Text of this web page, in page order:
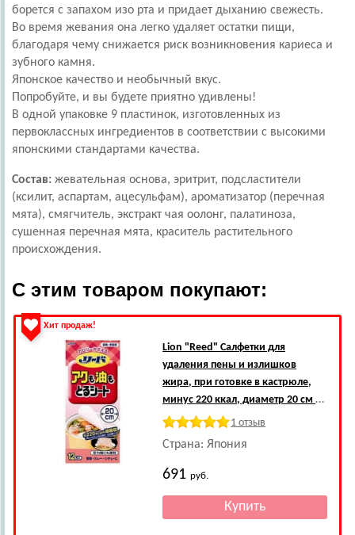
борется с запахом изо рта и придает дыханию свежесть.
Во время жевания она легко удаляет остатки пищи,
благодаря чему снижается риск возникновения кариеса и
зубного камня.
Японское качество и необычный вкус.
Попробуйте, и вы будете приятно удивлены!
В одной упаковке 9 пластинок, изготовленных из
первоклассных ингредиентов в соответствии с высокими
японскими стандартами качества.
Состав: жевательная основа, эритрит, подсластители
(ксилит, аспартам, ацесульфам), ароматизатор (перечная
мята), смягчитель, экстракт чая оолонг, палатиноза,
сушенная перечная мята, краситель растительного
происхождения.
С этим товаром покупают:
Хит продаж!
Lion "Reed" Салфетки для
удаления пены и излишков
жира, при готовке в кастрюле,
минус 220 ккал, диаметр 20 см х
12 шт.
1 отзыв
Страна: Япония
691руб.